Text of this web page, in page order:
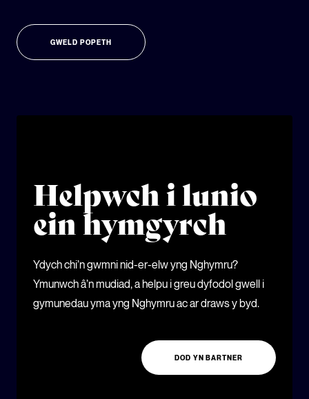
GWELD POPETH
Helpwch i lunio
ein hymgyrch
Ydych chi’n gwmni nid-er-elw yng Nghymru?
Ymunwch â’n mudiad, a helpu i greu dyfodol gwell i
gymunedau yma yng Nghymru ac ar draws y byd.
DOD YN BARTNER